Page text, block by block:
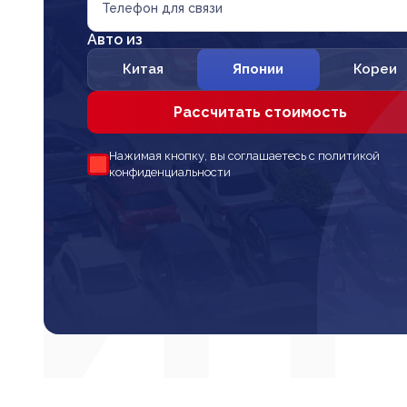
Телефон для связи
Авто из
Китая Японии Кореи
Рассчитать стоимость
Нажимая кнопку, вы соглашаетесь с политикой
конфиденциальности